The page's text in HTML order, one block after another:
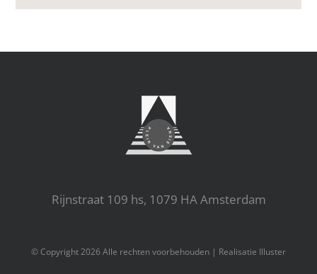
Rijnstraat 109 hs, 1079 HA Amsterdam
© Copyright2026 Alle rechten voorbehouden | Realisatie Illuster